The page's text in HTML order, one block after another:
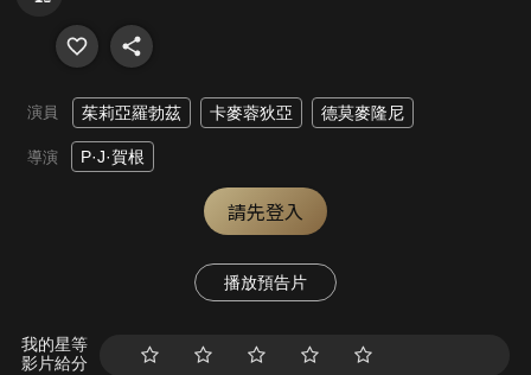
演員 茱莉亞羅勃茲 卡麥蓉狄亞 德莫麥隆尼
導演 P·J·賀根
請先登入
播放預告片
我的星等
影片給分